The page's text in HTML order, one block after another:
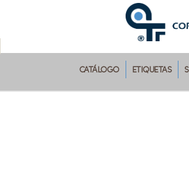
CATÁLOGO ETIQUETAS